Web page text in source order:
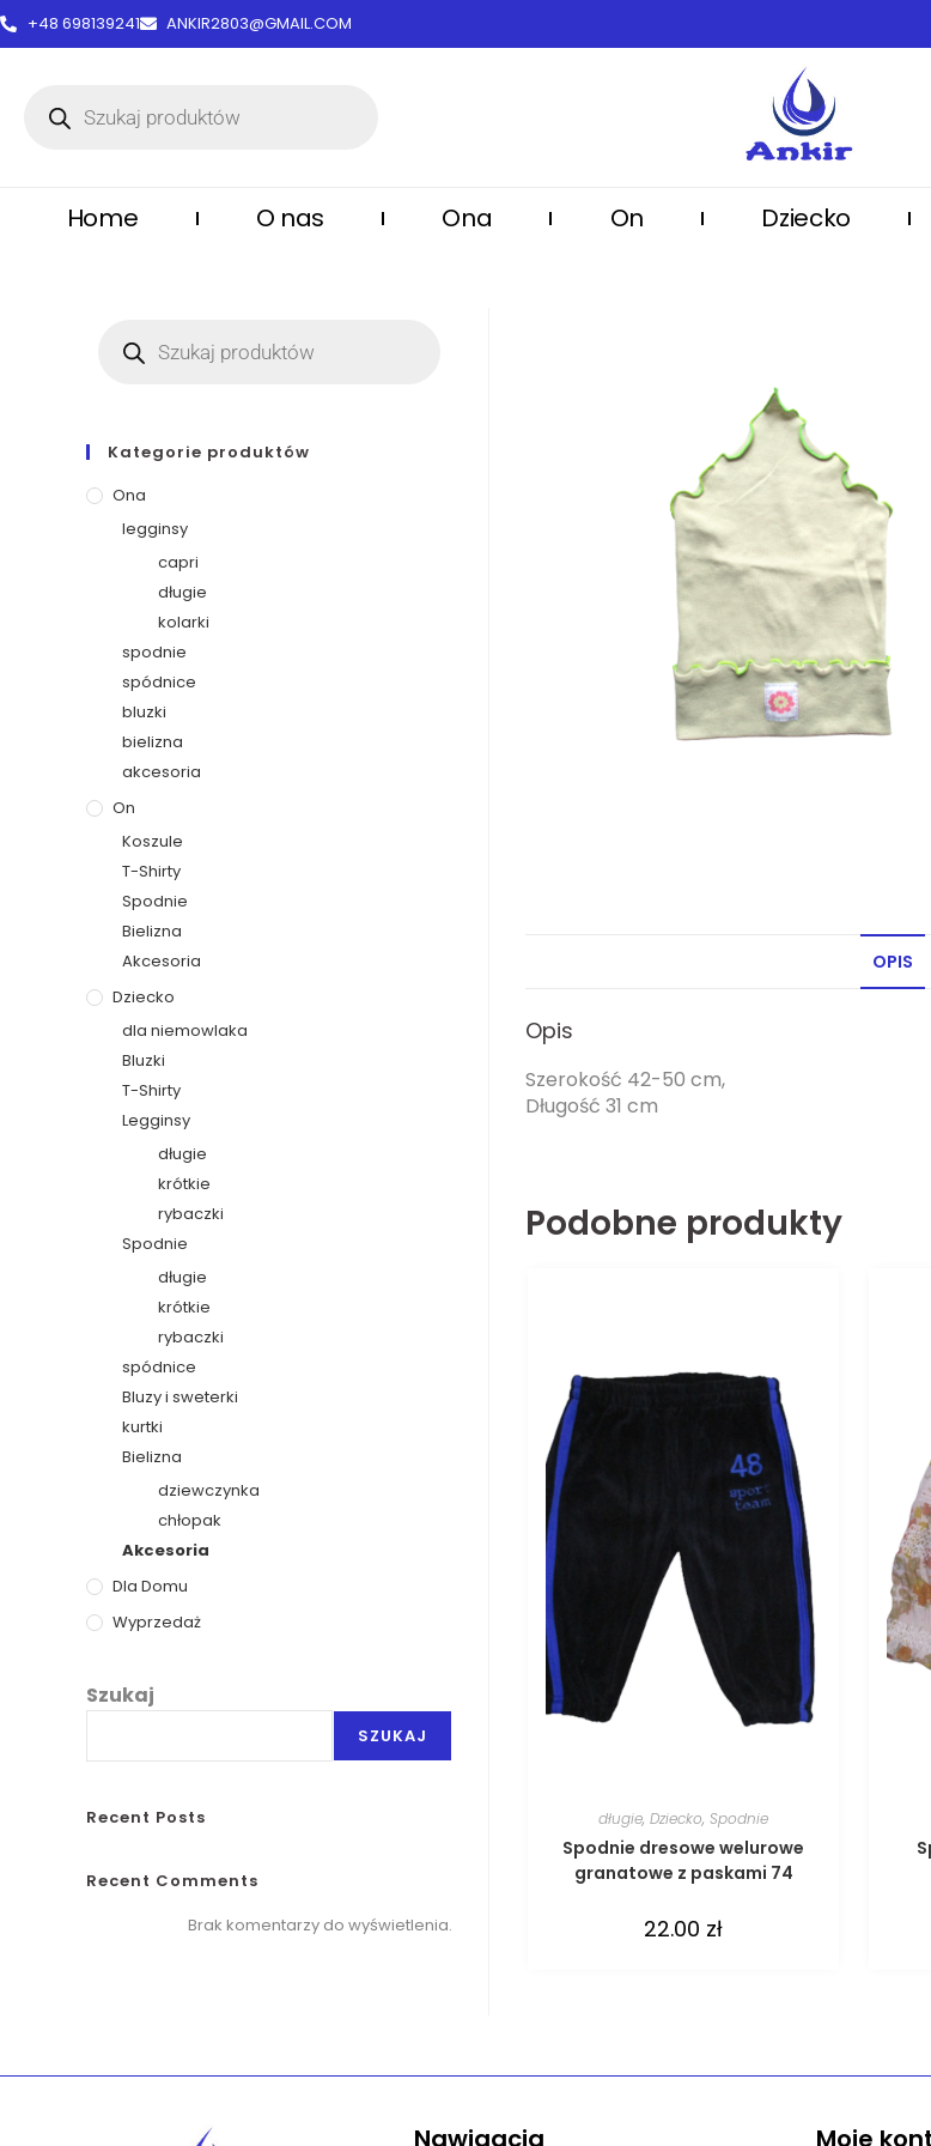
treści+48 698139241 ANKIR2803@GMAIL.COM
Home O nas Ona On Dziecko
OPIS
Opis
Szerokość 42-50 cm,
Długość 31 cm
Podobne produkty
długie,Dziecko,Spodnie
Spodnie dresowe welurowe
granatowe z paskami 74
22.00 zł
Kategorie produktów
Ona
legginsy
capri
długie
kolarki
spodnie
spódnice
bluzki
bielizna
akcesoria
On
Koszule
T-Shirty
Spodnie
Bielizna
Akcesoria
Dziecko
dla niemowlaka
Bluzki
T-Shirty
Legginsy
długie
krótkie
rybaczki
Spodnie
długie
krótkie
rybaczki
spódnice
Bluzy i sweterki
kurtki
Bielizna
dziewczynka
chłopak
Akcesoria
Dla Domu
Wyprzedaż
Szukaj
SZUKAJ
Recent Posts
Recent Comments
Brak komentarzy do wyświetlenia.
Nawigacja Moje